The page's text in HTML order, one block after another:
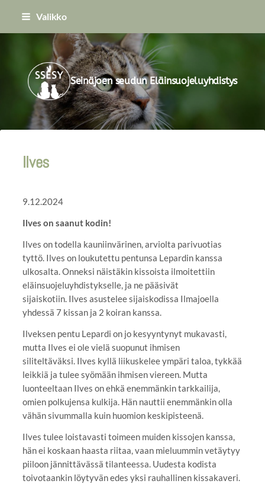
Siirry
Valikko
Seinäjoen seudun Eläinsuojeluyhdistys
Ilves
9.12.2024
Ilves on saanut kodin!
Ilves on todella kauniinvärinen, arviolta parivuotias
tyttö. Ilves on loukutettu pentunsa Lepardin kanssa
ulkosalta. Onneksi näistäkin kissoista ilmoitettiin
eläinsuojeluyhdistykselle, ja ne pääsivät
sijaiskotiin. Ilves asustelee sijaiskodissa Ilmajoella
yhdessä 7 kissan ja 2 koiran kanssa.
Ilveksen pentu Lepardi on jo kesyyntynyt mukavasti,
mutta Ilves ei ole vielä suopunut ihmisen
siliteltäväksi. Ilves kyllä liikuskelee ympäri taloa, tykkää
leikkiä ja tulee syömään ihmisen viereen. Mutta
luonteeltaan Ilves on ehkä enemmänkin tarkkailija,
omien polkujensa kulkija. Hän nauttii enemmänkin olla
vähän sivummalla kuin huomion keskipisteenä.
Ilves tulee loistavasti toimeen muiden kissojen kanssa,
hän ei koskaan haasta riitaa, vaan mieluummin vetäytyy
piiloon jännittävässä tilanteessa. Uudesta kodista
toivotaankin löytyvän edes yksi rauhallinen kissakaveri.